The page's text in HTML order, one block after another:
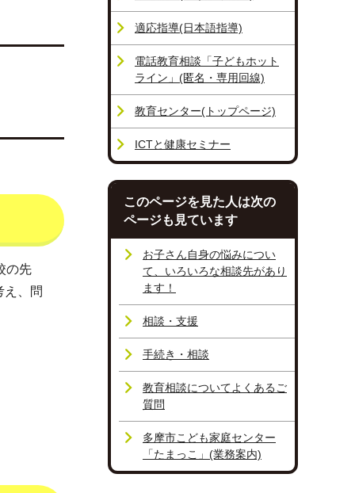
の先
え、問
適応指導(日本語指導)
電話教育相談「子どもホット
ライン」(匿名・専用回線)
教育センター(トップページ)
ICTと健康セミナー
このページを見た人は次の
ページも見ています
お子さん自身の悩みについ
て、いろいろな相談先があり
ます！
相談・支援
手続き・相談
教育相談についてよくあるご
質問
多摩市こども家庭センター
「たまっこ」(業務案内)